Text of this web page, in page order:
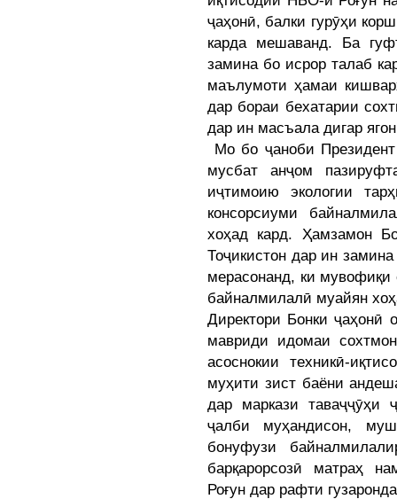
ҷаҳонӣ, балки гурӯҳи
карда мешаванд. Ба
замина бо исрор талаб
маълумоти ҳамаи
дар бораи бехатарии
дар ин масъала дигар
Мо бо ҷаноби
мусбат анҷом
иҷтимоию экологии
консорсиуми
хоҳад кард. Ҳамзамон
Тоҷикистон дар ин
мерасонанд, ки
байналмилалӣ муайян
Директори Бонки
мавриди идомаи
асоснокии техникӣ-
муҳити зист баёни
дар маркази таваҷҷӯҳи
ҷалби муҳандисон,
бонуфузи
барқарорсозӣ матраҳ
Роғун дар рафти